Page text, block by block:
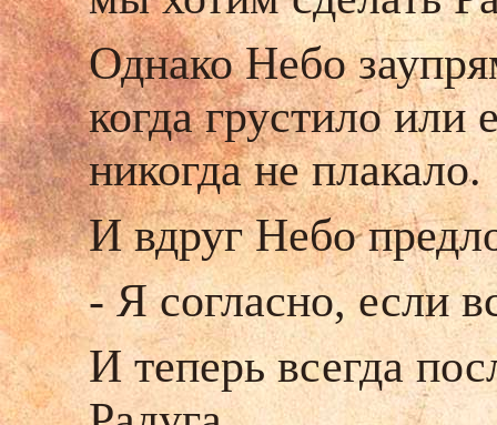
Однако Небо
когда грустило
никогда не плакало.
И вдруг Небо
- Я согласно, если
И теперь всегда